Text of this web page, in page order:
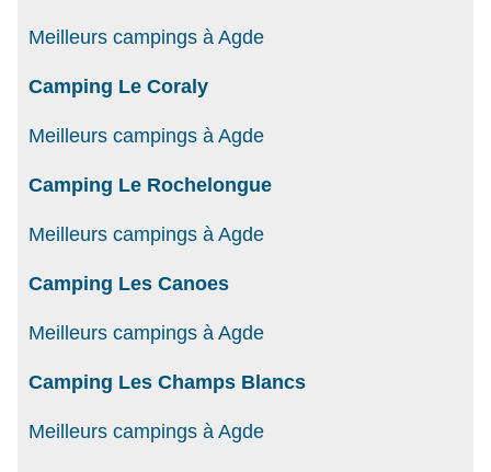
Meilleurs campings à Agde
Camping Le Coraly
Meilleurs campings à Agde
Camping Le Rochelongue
Meilleurs campings à Agde
Camping Les Canoes
Meilleurs campings à Agde
Camping Les Champs Blancs
Meilleurs campings à Agde